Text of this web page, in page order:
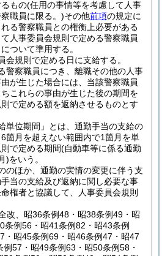
もの(任用の事情等を考慮して人事
職員に限る。)その他前項の規定に
る警察職員との権衡上必要がある
人事委員会規則で定める警察職員
ついて準用する。
会規則で定める日に支給する。
警察職員につき、離職その他の人事
が生じた場合には、当該警察職員
これらの事由が生じた後の期間を
で定める額を返納させるものとす
単位期間」とは、通勤手当の支給の
箇月を超えない範囲内で1箇月を単
で定める期間(自動車等に係る通勤
)をいう。
のほか、通勤の実情の変更に伴う支
当の支給及び返納に関し必要な事
権者と協議して、人事委員会規則
改、昭36条例48・昭38条例49・昭
条例56・昭41条例82・昭43条例
・昭45条例69・昭46条例47・昭47
57・昭49条例63・昭50条例58・